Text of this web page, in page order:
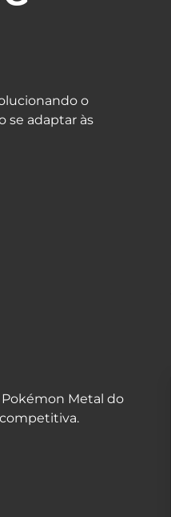
o
se adaptar às
Pokémon Metal do